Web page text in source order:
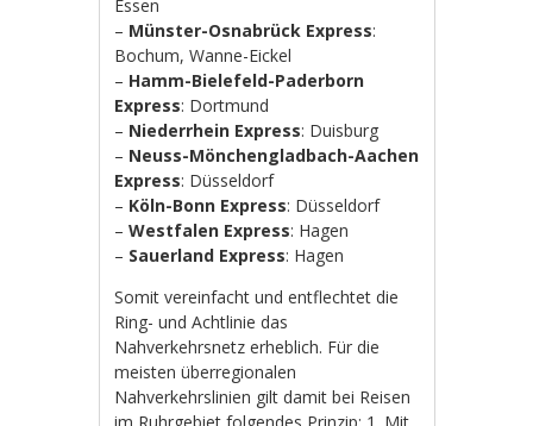
Essen
– Münster-Osnabrück Express:
Bochum, Wanne-Eickel
– Hamm-Bielefeld-Paderborn
Express: Dortmund
– Niederrhein Express: Duisburg
– Neuss-Mönchengladbach-Aachen
Express: Düsseldorf
– Köln-Bonn Express: Düsseldorf
–Westfalen Express: Hagen
– Sauerland Express: Hagen
Somit vereinfacht und entflechtet die
Ring- und Achtlinie das
Nahverkehrsnetz erheblich. Für die
meisten überregionalen
Nahverkehrslinien gilt damit bei Reisen